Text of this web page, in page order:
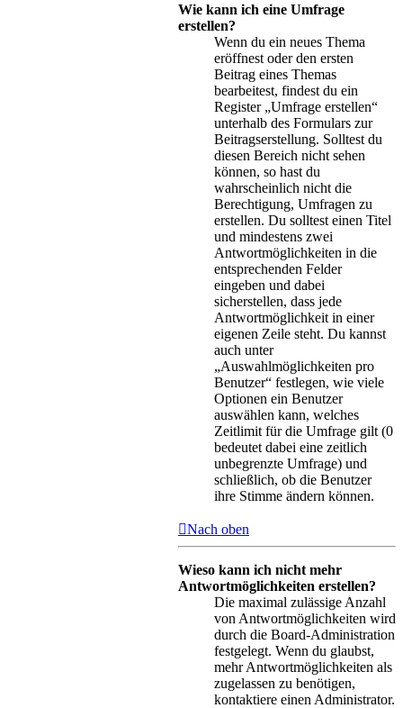
Wie kann ich eine Umfrage
erstellen?
Wenn du ein neues Thema
eröffnest oder den ersten
Beitrag eines Themas
bearbeitest, findest du ein
Register „Umfrage erstellen“
unterhalb des Formulars zur
Beitragserstellung. Solltest du
diesen Bereich nicht sehen
können, so hast du
wahrscheinlich nicht die
Berechtigung, Umfragen zu
erstellen. Du solltest einen Titel
und mindestens zwei
Antwortmöglichkeiten in die
entsprechenden Felder
eingeben und dabei
sicherstellen, dass jede
Antwortmöglichkeit in einer
eigenen Zeile steht. Du kannst
auch unter
„Auswahlmöglichkeiten pro
Benutzer“ festlegen, wie viele
Optionen ein Benutzer
auswählen kann, welches
Zeitlimit für die Umfrage gilt (0
bedeutet dabei eine zeitlich
unbegrenzte Umfrage) und
schließlich, ob die Benutzer
ihre Stimme ändern können.
Nach oben
Wieso kann ich nicht mehr
Antwortmöglichkeiten erstellen?
Die maximal zulässige Anzahl
von Antwortmöglichkeiten wird
durch die Board-Administration
festgelegt. Wenn du glaubst,
mehr Antwortmöglichkeiten als
zugelassen zu benötigen,
kontaktiere einen Administrator.